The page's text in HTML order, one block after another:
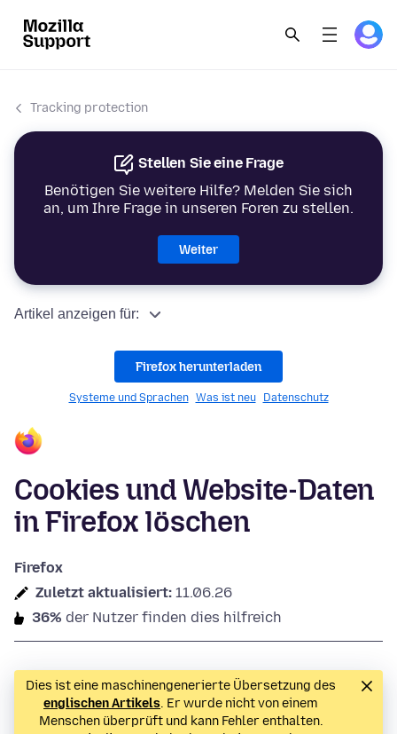
Tracking protection
Stellen Sie eine Frage
Benötigen Sie weitere Hilfe? Melden Sie sich
an, um Ihre Frage in unseren Foren zu stellen.
Weiter
Artikel anzeigen für:
Firefox herunterladen
Systeme und Sprachen Was ist neu Datenschutz
Cookies und Website-Daten
in Firefox löschen
Firefox
Zuletzt aktualisiert: 11.06.26
36% der Nutzer finden dies hilfreich
Dies ist eine maschinengenerierte Übersetzung des
englischen Artikels. Er wurde nicht von einem
Menschen überprüft und kann Fehler enthalten.